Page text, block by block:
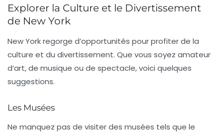
Explorer la Culture et le Divertissement
de New York
New York regorge d’opportunités pour profiter de la
culture et du divertissement. Que vous soyez amateur
d’art, de musique ou de spectacle, voici quelques
suggestions.
Les Musées
Ne manquez pas de visiter des musées tels que le